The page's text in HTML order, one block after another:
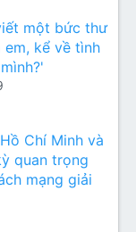
một bức thư
em, kể về tình
Chí Minh và
quan trọng
mạng giải